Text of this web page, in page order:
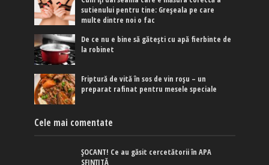
sutienului pentru tine: Greșeala pe care
multe dintre noi o fac
De ce nu e bine să gătești cu apă fierbinte de
la robinet
Friptură de vită în sos de vin roșu – un
preparat rafinat pentru mesele speciale
Cele mai comentate
ȘOCANT! Ce au găsit cercetătorii în APA
SFINȚITĂ